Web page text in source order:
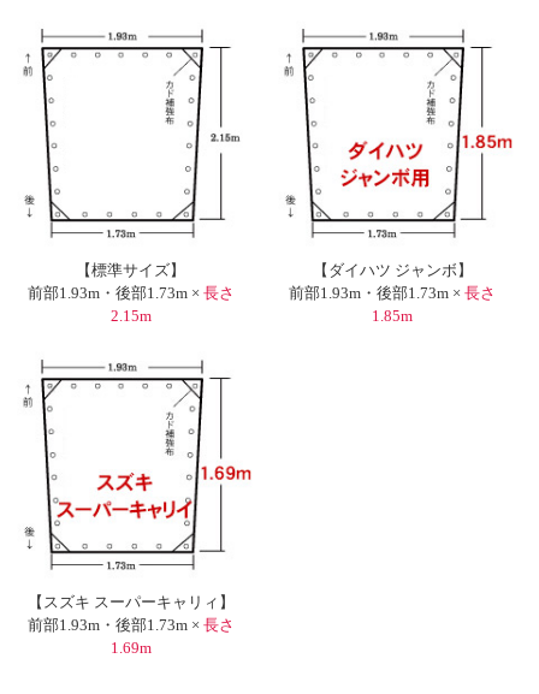
【標準サイズ】
前部1.93m・後部1.73m × 長さ
2.15m
【ダイハツ ジャンボ】
前部1.93m・後部1.73m ×長さ
1.85m
【スズキ スーパーキャリィ】
前部1.93m・後部1.73m × 長さ
1.69m